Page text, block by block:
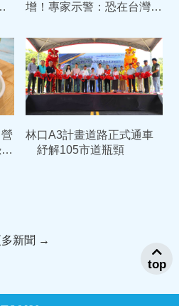
增！專家示警：恐在台灣東
林口A3計畫道路正式通車
紓解105市道瓶頸
新聞 →
top